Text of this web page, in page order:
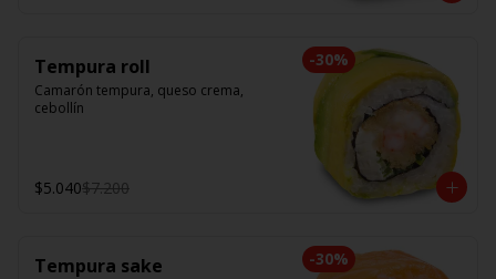
-30%
Tempura roll
Camarón tempura, queso crema,
cebollín
$5.040$7.200
-30%
Tempura sake